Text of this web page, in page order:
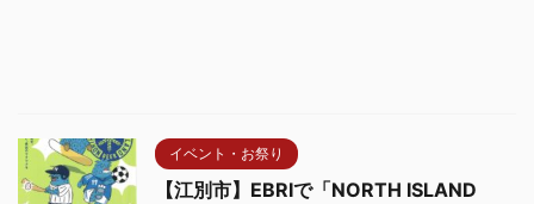
イベント・お祭り
【江別市】EBRIで「NORTH ISLAND